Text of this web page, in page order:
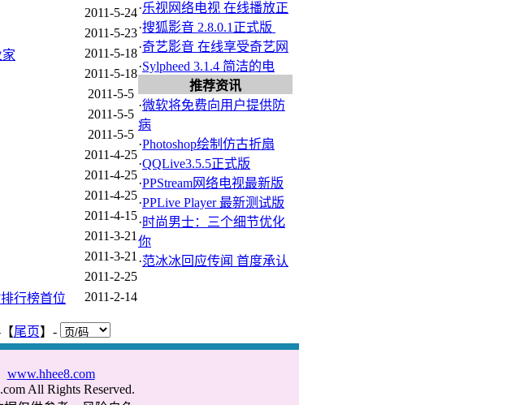
2011-5-24
2011-5-23
2011-5-18
2011-5-18
2011-5-5
2011-5-5
2011-5-5
2011-4-25
2011-4-25
2011-4-25
2011-4-15
2011-3-21
2011-3-21
2011-2-25
行榜首位 2011-2-14
尾页】-
·乐视网络电视 在线播放正
·搜狐影音 2.8.0.1正式版
·奇艺影音 在线享受奇艺网
·Sylpheed 3.1.4 简洁的电
推荐资讯
·微软将免费向用户提供防
病
·Photoshop绘制仿古折扇
·QQLive3.5.5正式版
·PPStream网络电视最新版
·PPLive Player 最新测试版
·时尚男士：三个细节优化
你
·范冰冰回应传闻 首度承认
www.hhee8.com
All Rights Reserved.